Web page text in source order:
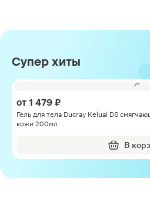
Супер хиты
от 1 479 ₽
Гель для тела Ducray Kelual DS
кожи 200мл
В